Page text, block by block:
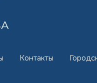
Контакты